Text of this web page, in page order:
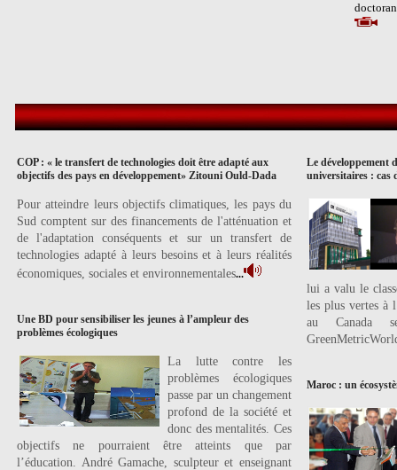
COP : « le transfert de technologies doit être adapté aux
objectifs des pays en développement» Zitouni Ould-Dada
Pour atteindre leurs objectifs climatiques, les pays du
Sud comptent sur des financements de l'atténuation et
de l'adaptation conséquents et sur un transfert de
technologies adapté à leurs besoins et à leurs réalités
économiques, sociales et environnementales...
Une BD pour sensibiliser les jeunes à l’ampleur des
problèmes écologiques
La lutte contre les
problèmes écologiques
passe par un changement
profond de la société et
donc des mentalités. Ces
objectifs ne pourraient être atteints que par
l’éducation. André Gamache, sculpteur et enseignant
Le développement
universitaires : cas
lui a valu le
les plus vertes à
au Canada
Maroc : un